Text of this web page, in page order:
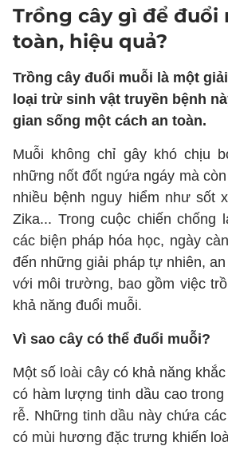
Trồng cây gì để đuổi
toàn, hiệu quả?
Trồng cây đuổi muỗi là một
loại trừ sinh vật truyền bệnh
gian sống một cách an toàn.
Muỗi không chỉ gây khó chịu
những nốt đốt ngứa ngáy mà
nhiều bệnh nguy hiểm như sốt
Zika... Trong cuộc chiến chống
các biện pháp hóa học, ngày
đến những giải pháp tự nhiên,
với môi trường, bao gồm việc
khả năng đuổi muỗi.
Vì sao cây có thể đuổi muỗi?
Một số loài cây có khả năng
có hàm lượng tinh dầu cao
rễ. Những tinh dầu này chứa
có mùi hương đặc trưng khiến